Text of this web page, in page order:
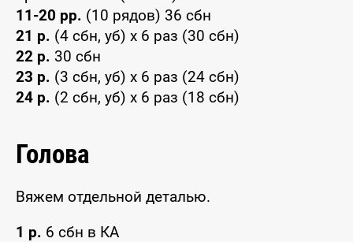
11-20 рр. (10 рядов) 36 сбн
21 р. (4 сбн, уб) х 6 раз (30 сбн)
22 р. 30 сбн
23 р. (3 сбн, уб) х 6 раз (24 сбн)
24 р. (2 сбн, уб) х 6 раз (18 сбн)
Голова
Вяжем отдельной деталью.
1 р. 6 сбн в КА